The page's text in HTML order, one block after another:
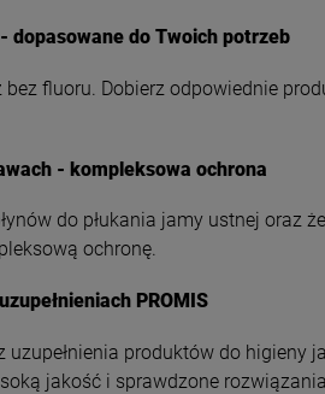
dopasowane do Twoich potrzeb
fluoru. Dobierz odpowiednie
- kompleksowa ochrona
do płukania jamy ustnej oraz
ochronę.
PROMIS
produktów do higieny
jakość i sprawdzone rozwiązania.